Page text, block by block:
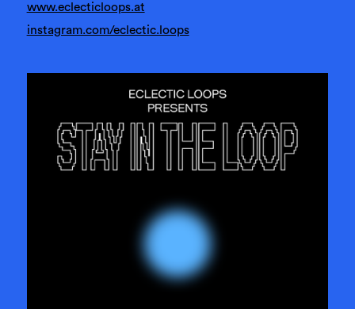
www.eclecticloops.at
instagram.com/eclectic.loops